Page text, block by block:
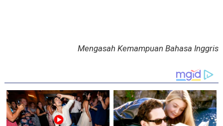
Mengasah Kemampuan Bahasa Inggris